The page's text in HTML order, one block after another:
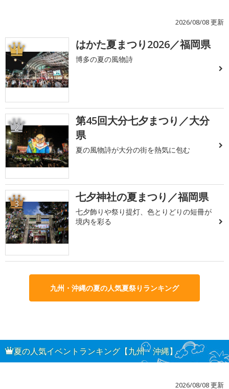
2026/08/08 更新
1 はかた夏まつり2026／福岡県
博多の夏の風物詩
2
第45回大分七夕まつり／大分
県
夏の風物詩が大分の街を熱気に包む
3 七夕神社の夏まつり／福岡県
七夕飾りや祭り提灯、色とりどりの短冊が
境内を彩る
九州・沖縄の夏の人気夏祭りランキング
夏の人気イベントランキング【九州・沖縄】
2026/08/08 更新